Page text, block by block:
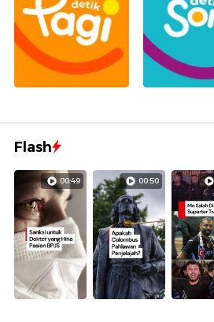
Flash
00:49 00:50